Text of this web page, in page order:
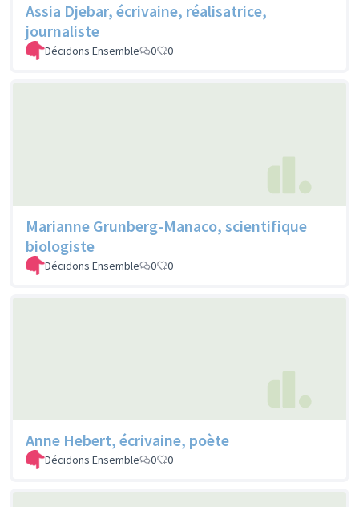
Assia Djebar, écrivaine, réalisatrice,
journaliste
Décidons Ensemble 0 0
Marianne Grunberg-Manaco, scientifique
biologiste
Décidons Ensemble 0 0
Anne Hebert, écrivaine, poète
Décidons Ensemble 0 0